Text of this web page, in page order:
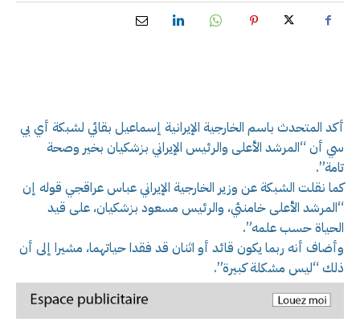
أكد المتحدث باسم الخارجية الإيرانية إسماعيل بقائي لشبكة أي بي
سي أن “المرشد الأعلى والرئيس الإيراني بزشكيان بخير وصحة
تامة”.
كما نقلت الشبكة عن وزير الخارجية الإيراني عباس عراقجي قوله إن
“المرشد الأعلى خامنئي، والرئيس مسعود بزشكيان، على قيد
الحياة حسب علمه”.
وأضاف أنه ربما يكون قائد أو اثنان قد فقدا حياتهما، مشيرا إلى أن
ذلك “ليس مشكلة كبيرة”.